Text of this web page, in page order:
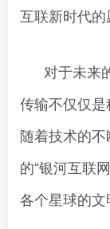
互联新时代
对于未来
传输不仅仅是
随着技术的
的“银河互联
各个星球的文